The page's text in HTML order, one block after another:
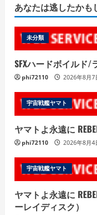
あなたは逃したかも
未分類
SFXハードボイルド/
phi72110 2026年8月7
宇宙戦艦ヤマト
ヤマトよ永遠に
phi72110 2026年8月4
宇宙戦艦ヤマト
ヤマトよ永遠に
ーレイディスク）